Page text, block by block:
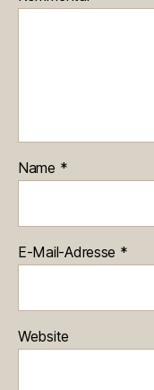
Name *
E-Mail-Adresse *
Website